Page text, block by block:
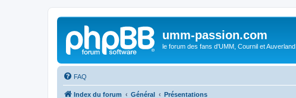
umm-passion.com
le forum des fans d'UMM, Cournil et Auverland
FAQ
Index du forum Général Présentations